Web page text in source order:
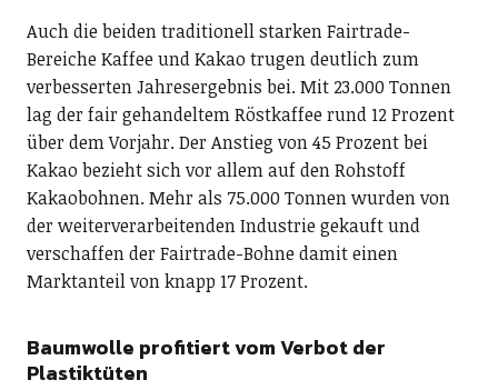
Auch die beiden traditionell starken Fairtrade-
Bereiche Kaffee und Kakao trugen deutlich zum
verbesserten Jahresergebnis bei. Mit 23.000 Tonnen
lag der fair gehandeltem Röstkaffee rund 12 Prozent
über dem Vorjahr. Der Anstieg von 45 Prozent bei
Kakao bezieht sich vor allem auf den Rohstoff
Kakaobohnen. Mehr als 75.000 Tonnen wurden von
der weiterverarbeitenden Industrie gekauft und
verschaffen der Fairtrade-Bohne damit einen
Marktanteil von knapp 17 Prozent.
Baumwolle profitiert vom Verbot der
Plastiktüten